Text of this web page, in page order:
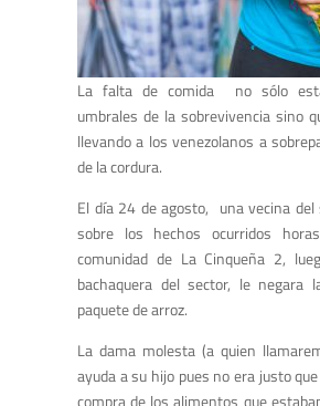
La falta de comida no sólo
umbrales de la sobrevivencia sino
llevando a los venezolanos a
de la cordura.
El día 24 de agosto, una vecina
sobre los hechos ocurridos
comunidad de La Cinqueña 2,
bachaquera del sector, le negara
paquete de arroz.
La dama molesta (a quien
ayuda a su hijo pues no era justo
compra de los alimentos que